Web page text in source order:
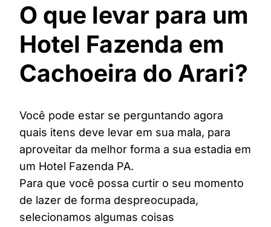
O que levar para um
Hotel Fazenda em
Cachoeira do Arari?
Você pode estar se perguntando agora
quais itens deve levar em sua mala, para
aproveitar da melhor forma a sua estadia em
um Hotel Fazenda PA.
Para que você possa curtir o seu momento
de lazer de forma despreocupada,
selecionamos algumas coisas